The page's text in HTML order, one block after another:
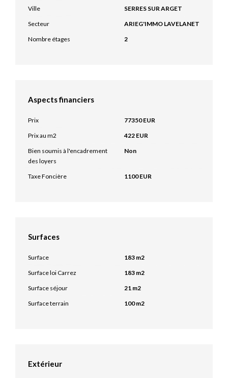
Ville
SERRES SUR ARGET
Secteur
ARIEG'IMMO LAVELANET
Nombre étages
2
Aspects financiers
Prix
77350 EUR
Prix au m2
422 EUR
Bien soumis à l'encadrement
des loyers
Non
Taxe Foncière 1100 EUR
Surfaces
Surface
183 m2
Surface loi Carrez
183 m2
Surface séjour
21 m2
Surface terrain
100 m2
Extérieur